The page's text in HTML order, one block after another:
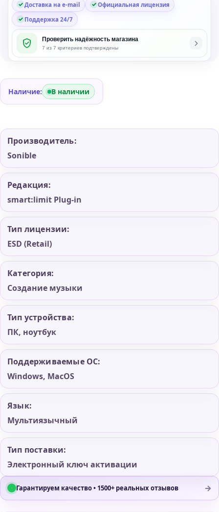
Доставка на e-mail
Официальная лицензия
Поддержка 24/7
Проверить надёжность магазина
7 из 7 критериев подтверждены
Наличие: В наличии
Производитель:
Sonible
Редакция:
smart:limit Plug-in
Тип лицензии:
ESD (Retail)
Категория:
Создание музыки
Тип устройства:
ПК, ноутбук
Поддерживаемые ОС:
Windows, MacOS
Язык:
Мультиязычный
Тип поставки:
Электронный ключ активации
Гарантируем качество • 1500+ реальных отзывов →